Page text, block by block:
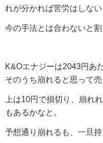
れが分かれば苦労はしない
今の手法とは合わないと割
K&Oエナジーは2043円あ
そのうち崩れると思って売
上は10円で損切り、崩れ
もあるかなと。
予想通り崩れるも、一旦